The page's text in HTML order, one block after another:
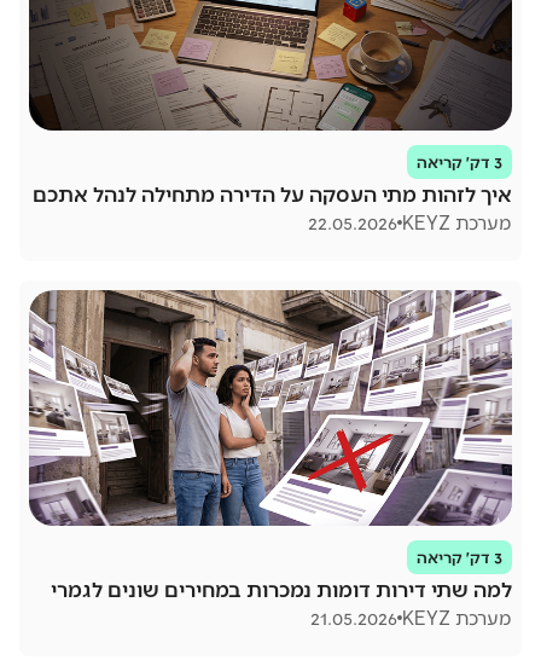
3 דק׳ קריאה
איך לזהות מתי העסקה על הדירה מתחילה לנהל אתכם
מערכת KEYZ 22.05.2026
3 דק׳ קריאה
למה שתי דירות דומות נמכרות במחירים שונים לגמרי
מערכת KEYZ 21.05.2026